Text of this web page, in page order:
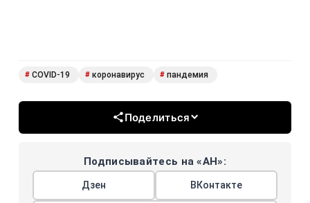
# COVID-19 # коронавирус # пандемия
Поделиться
Подписывайтесь на «АН»:
Дзен ВКонтакте